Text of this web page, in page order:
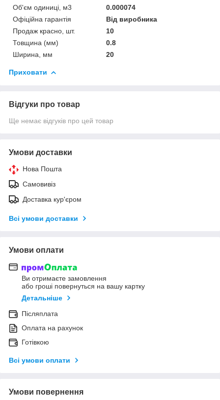
Об'єм одиниці, м3
0.000074
Офіційна гарантія
Від виробника
Продаж красно, шт.
10
Товщина (мм)
0.8
Ширина, мм
20
Приховати
Відгуки про товар
Ще немає відгуків про цей товар
Умови доставки
Нова Пошта
Самовивіз
Доставка кур'єром
Всі умови доставки
Умови оплати
Ви отримаєте замовлення
або гроші повернуться на вашу картку
Детальніше
Післяплата
Оплата на рахунок
Готівкою
Всі умови оплати
Умови повернення